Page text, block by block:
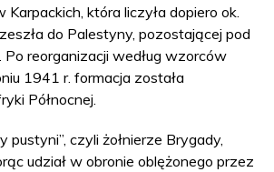
która liczyła dopiero ok.
do Palestyny, pozostającej pod
reorganizacji według wzorców
1941 r. formacja została
Północnej.
pustyni”, czyli żołnierze Brygady,
udział w obronie oblężonego przez